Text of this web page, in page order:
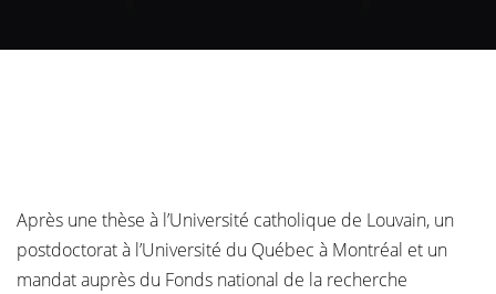
Après une thèse à l’Université catholique de Louvain, un
postdoctorat à l’Université du Québec à Montréal et un
mandat auprès du Fonds national de la recherche